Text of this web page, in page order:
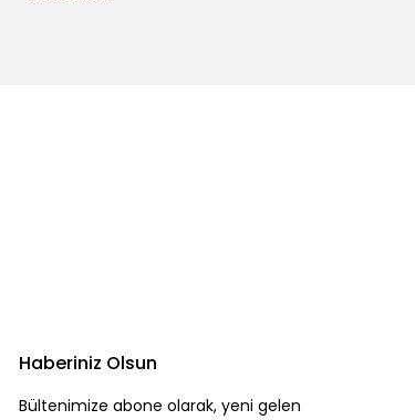
Haberiniz Olsun
Bültenimize abone olarak, yeni gelen